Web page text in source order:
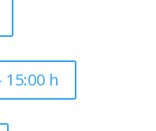
15:00 h